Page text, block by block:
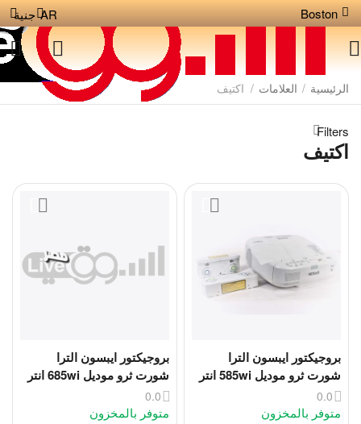
Boston جنية AR
الرئيسية / العلامات / اكتيف
Filters
اكتيف
بروجيكتور ايبسون الترا
شورت ثرو موديل 585wi انتر
أكتيف | Epson 585wi
0.0
متوفر بالمخزون
بروجيكتور ايبسون الترا
شورت ثرو موديل 685wi انتر
اكتيف بنل | Epson 685wi
0.0
متوفر بالمخزون